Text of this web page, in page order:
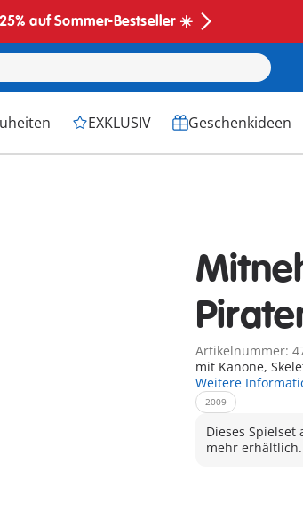
auf Sommer-Bestseller ☀️
EXKLUSIV Geschenkideen
Artikelnummer:
mit Kanone,
Weitere
2009
Dieses
mehr erhältlich.